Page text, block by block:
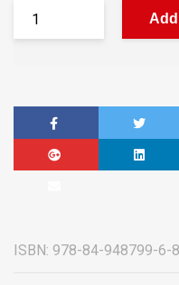
ISBN: 978-84-948799-6-8